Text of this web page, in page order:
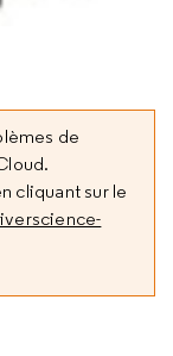
de
cliquant sur le